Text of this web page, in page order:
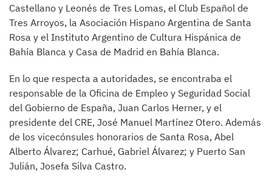
Castellano y Leonés de Tres Lomas, el Club Español de
Tres Arroyos, la Asociación Hispano Argentina de Santa
Rosa y el Instituto Argentino de Cultura Hispánica de
Bahía Blanca y Casa de Madrid en Bahía Blanca.
En lo que respecta a autoridades, se encontraba el
responsable de la Oficina de Empleo y Seguridad Social
del Gobierno de España, Juan Carlos Herner, y el
presidente del CRE, José Manuel Martínez Otero. Además
de los vicecónsules honorarios de Santa Rosa, Abel
Alberto Álvarez; Carhué, Gabriel Álvarez; y Puerto San
Julián, Josefa Silva Castro.